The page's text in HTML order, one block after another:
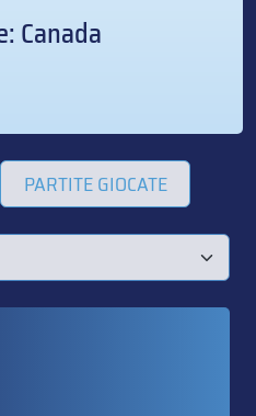
Canada
PARTITE GIOCATE